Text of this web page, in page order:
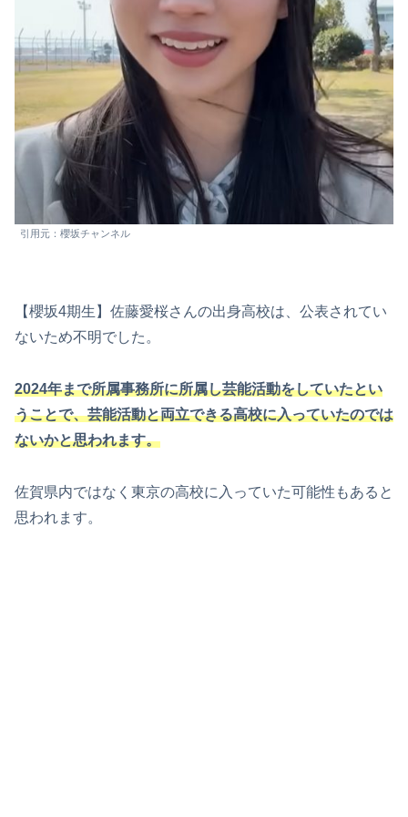
引用元：櫻坂チャンネル
【櫻坂4期生】佐藤愛桜さんの出身高校は、公表されてい
ないため不明でした。
2024年まで所属事務所に所属し芸能活動をしていたとい
うことで、芸能活動と両立できる高校に入っていたのでは
ないかと思われます。
佐賀県内ではなく東京の高校に入っていた可能性もあると
思われます。